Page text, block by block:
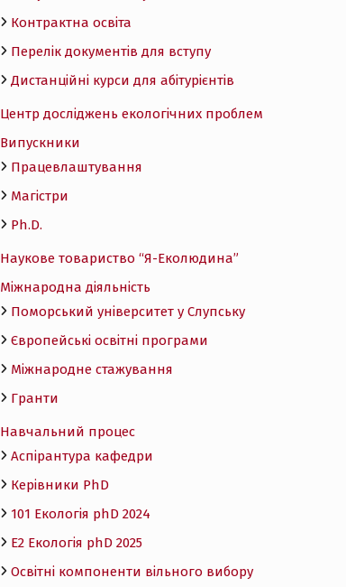
Контрактна освіта
Перелік документів для вступу
Дистанційні курси для абітурієнтів
Центр досліджень екологічних проблем
Випускники
Працевлаштування
Магістри
Ph.D.
Наукове товариство “Я-Еколюдина”
Міжнародна діяльність
Поморський університет у Слупську
Європейські освітні програми
Міжнародне стажування
Гранти
Навчальний процес
Аспірантура кафедри
Керівники PhD
101 Екологія phD 2024
Е2 Екологія phD 2025
Освітні компоненти вільного вибору